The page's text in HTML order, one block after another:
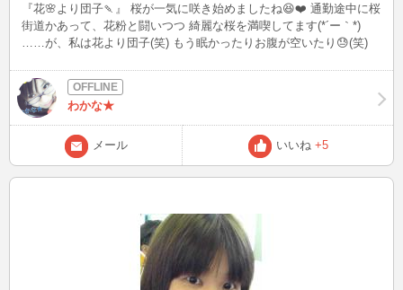
『花🌸より団子🍡』 桜が一気に咲き始めましたね😆❤️ 通勤途中に桜
街道かあって、花粉と闘いつつ 綺麗な桜を満喫してます(*´ー｀*)
……が、私は花より団子(笑) もう眠かったりお腹が空いたり😓(笑)
けど、 内密にやりたいと思います🐷 明日は仕事がお休みなので、
久々に献血に行ってこようと思ってます🙋
わかな★
メール いいね +5